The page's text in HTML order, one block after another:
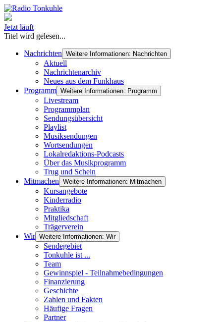
Jetzt läuft
Titel wird gelesen...
Nachrichten Weitere Informationen: Nachrichten
Aktuell
Nachrichtenarchiv
Neues aus dem Funkhaus
Programm Weitere Informationen: Programm
Livestream
Programmplan
Sendungsübersicht
Playlist
Musiksendungen
Wortsendungen
Lokalredaktions-Podcasts
Über das Musikprogramm
Trug und Schein
Mitmachen Weitere Informationen: Mitmachen
Kursangebote
Kinderradio
Praktika
Mitgliedschaft
Trägerverein
Wir Weitere Informationen: Wir
Sendegebiet
Tonkuhle ist ...
Team
Gewinnspiel - Teilnahmebedingungen
Finanzierung
Geschichte
Zahlen und Fakten
Häufige Fragen
Partner